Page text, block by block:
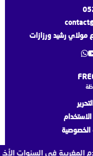
الخصوصية
في السنوات